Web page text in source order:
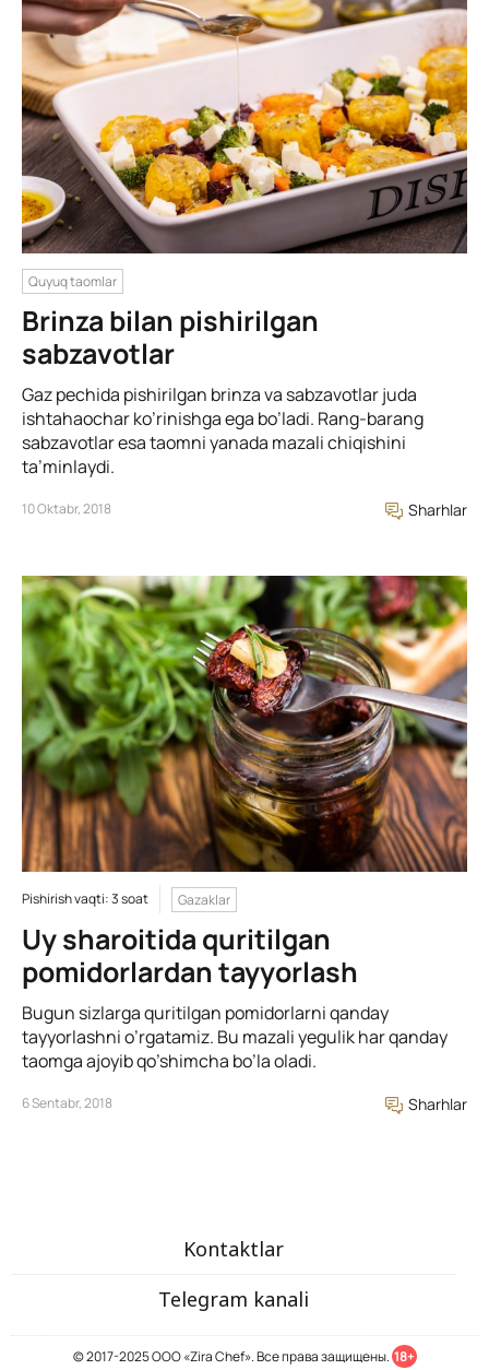
Quyuq taomlar
Brinza bilan pishirilgan
sabzavotlar
Gaz pechida pishirilgan brinza va sabzavotlar juda
ishtahaochar ko’rinishga ega bo’ladi. Rang-barang
sabzavotlar esa taomni yanada mazali chiqishini
ta’minlaydi.
10 Oktabr, 2018 Sharhlar
Pishirish vaqti: 3 soat Gazaklar
Uy sharoitida quritilgan
pomidorlardan tayyorlash
Bugun sizlarga quritilgan pomidorlarni qanday
tayyorlashni o’rgatamiz. Bu mazali yegulik har qanday
taomga ajoyib qo’shimcha bo’la oladi.
6 Sentabr, 2018 Sharhlar
Kontaktlar
Telegram kanali
© 2017-2025 ООО «Zira Chef». Все права защищены. 18+